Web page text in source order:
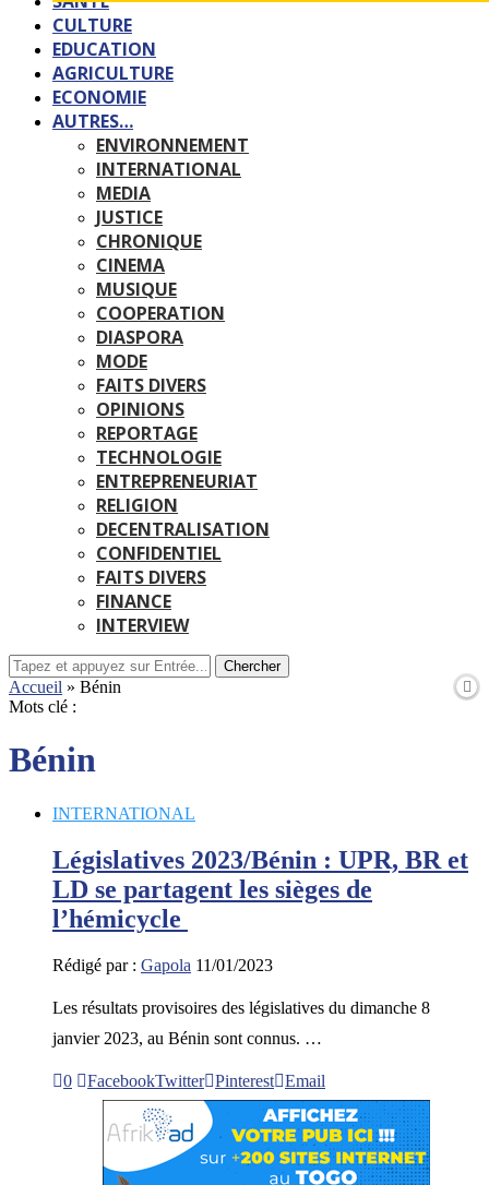
CULTURE
EDUCATION
AGRICULTURE
ECONOMIE
AUTRES…
ENVIRONNEMENT
INTERNATIONAL
MEDIA
JUSTICE
CHRONIQUE
CINEMA
MUSIQUE
COOPERATION
DIASPORA
MODE
FAITS DIVERS
OPINIONS
REPORTAGE
TECHNOLOGIE
ENTREPRENEURIAT
RELIGION
DECENTRALISATION
CONFIDENTIEL
FAITS DIVERS
FINANCE
INTERVIEW
Chercher
Accueil » Bénin
Mots clé :
Bénin
INTERNATIONAL
Législatives 2023/Bénin : UPR, BR et
LD se partagent les sièges de
l’hémicycle
Rédigé par : Gapola 11/01/2023
Les résultats provisoires des législatives du dimanche 8
janvier 2023, au Bénin sont connus. …
0 FacebookTwitter Pinterest Email